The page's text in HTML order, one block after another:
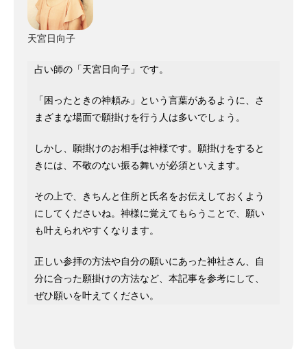
天宮日向子
占い師の「天宮日向子」です。
「困ったときの神頼み」という言葉があるように、さ
まざまな場面で願掛けを行う人は多いでしょう。
しかし、願掛けのお相手は神様です。願掛けをすると
きには、不敬のない振る舞いが必須といえます。
その上で、きちんと住所と氏名をお伝えしておくよう
にしてくださいね。神様に覚えてもらうことで、願い
も叶えられやすくなります。
正しい参拝の方法や自分の願いにあった神社さん、自
分に合った願掛けの方法など、本記事を参考にして、
ぜひ願いを叶えてください。